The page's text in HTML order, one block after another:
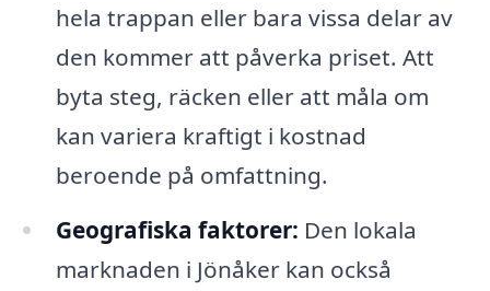
hela trappan eller bara vissa delar av
den kommer att påverka priset. Att
byta steg, räcken eller att måla om
kan variera kraftigt i kostnad
beroende på omfattning.
Geografiska faktorer: Den lokala
marknaden i Jönåker kan också